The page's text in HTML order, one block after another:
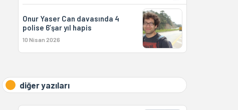
Onur Yaser Can davasında 4
polise 6’şar yıl hapis
10 Nisan 2026
diğer yazıları